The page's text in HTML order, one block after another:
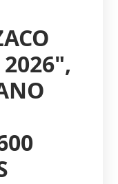
2026",